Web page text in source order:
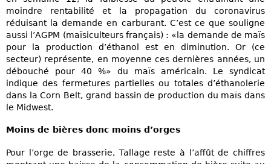
moindre rentabilité et la propagation du coronavirus
réduisant la demande en carburant. C’est ce que souligne
aussi l’AGPM (maïsiculteurs français) : «la demande de maïs
pour la production d’éthanol est en diminution. Or (ce
secteur) représente, en moyenne ces dernières années, un
débouché pour 40 %» du maïs américain. Le syndicat
indique des fermetures partielles ou totales d’éthanolerie
dans la Corn Belt, grand bassin de production du maïs dans
le Midwest.
Moins de bières donc moins d’orges
Pour l’orge de brasserie, Tallage reste à l’affût de chiffres